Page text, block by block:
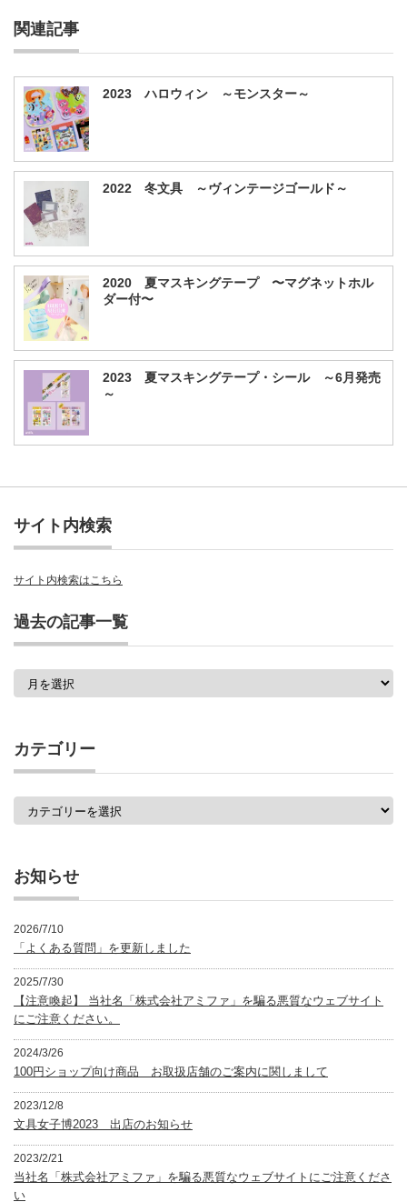
関連記事
2023 ハロウィン ～モンスター～
2022 冬文具 ～ヴィンテージゴールド～
2020 夏マスキングテープ 〜マグネットホル
ダー付〜
2023 夏マスキングテープ・シール ～6月発売
～
サイト内検索
サイト内検索はこちら
過去の記事一覧
過
一
覧
カテゴリー
カ
お知らせ
2026/7/10
「よくある質問」を更新しました
2025/7/30
【注意喚起】 当社名「株式会社アミファ」を騙る悪質なウェブサイト
にご注意ください。
2024/3/26
100円ショップ向け商品 お取扱店舗のご案内に関しまして
2023/12/8
文具女子博2023 出店のお知らせ
2023/2/21
当社名「株式会社アミファ」を騙る悪質なウェブサイトにご注意くださ
い